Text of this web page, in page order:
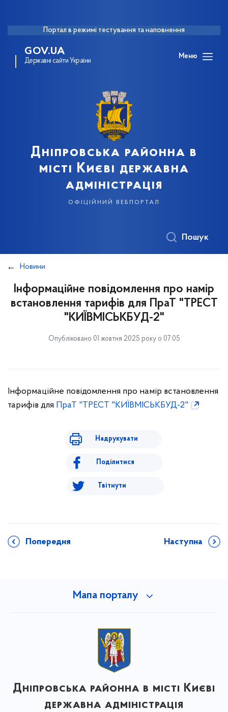
Портал в режимі тестування та наповнення
GOV.UA
Державні сайти України
Меню
Дніпровська районна в
місті Києві державна
адміністрація
офіційний вебпортал
Пошук
Новини
Інформаційне повідомлення про намір
встановлення тарифів для ПраТ "ТРЕСТ
"КИЇВМІСЬКБУД-2"
Опубліковано 01 жовтня 2025 року о 07:05
Інформаційне повідомлення про намір встановлення
тарифів для ПраТ "ТРЕСТ "КИЇВМІСЬКБУД-2"
Надрукувати
Поділитися
Твітнути
Попередня Наступна
Мапа порталу
Дніпровська районна в місті Києві
державна адміністрація